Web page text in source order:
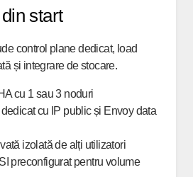
start
control plane dedicat, load
și integrare de stocare.
cu 1 sau 3 noduri
cu IP public și Envoy data
izolată de alți utilizatori
preconfigurat pentru volume